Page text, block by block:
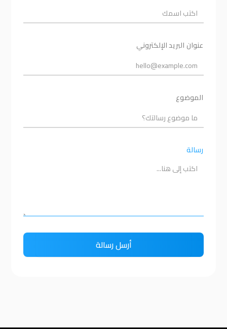
عنوان البريد الإلكتروني
الموضوع
رسالة